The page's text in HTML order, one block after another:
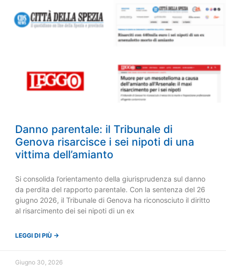
Danno parentale: il Tribunale di
Genova risarcisce i sei nipoti di una
vittima dell’amianto
Si consolida l’orientamento della giurisprudenza sul danno
da perdita del rapporto parentale. Con la sentenza del 26
giugno 2026, il Tribunale di Genova ha riconosciuto il diritto
al risarcimento dei sei nipoti di un ex
LEGGI DI PIÙ →
Giugno 30, 2026